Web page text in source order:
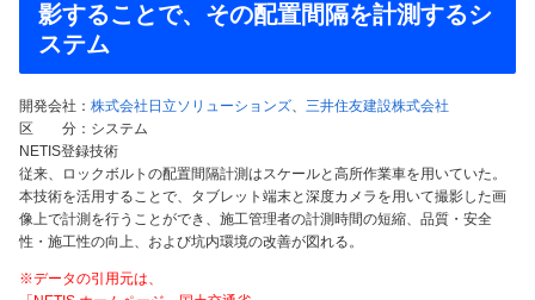
影することで、その配置間隔を計測するシ
ステム
開発会社： 株式会社日立ソリューションズ、 三井住友建設株式会社
区 分：システム
NETIS登録技術
従来、ロックボルトの配置間隔計測はスケールと高所作業車を用いていた。
本技術を活用することで、タブレット端末と深度カメラを用いて撮影した画
像上で計測を行うことができ、施工管理者の計測時間の短縮、品質・安全
性・施工性の向上、および坑内環境の改善が図れる。
※データの引用元は、